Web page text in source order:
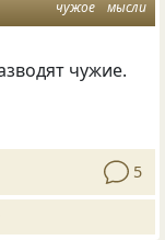
чужое мысли
чужие.
5